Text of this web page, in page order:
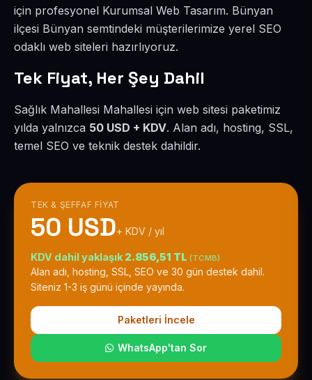
için profesyonel Kurumsal Web Tasarım. Bünyan
ilçesi Bünyan semtindeki müşterilerimize yerel SEO
odaklı web siteleri hazırlıyoruz.
Tek Fiyat, Her Şey Dahil
Sağlık Mahallesi Mahallesi için web sitesi paketimiz
yılda yalnızca 50 USD + KDV. Alan adı, hosting, SSL,
temel SEO ve teknik destek dahildir.
TEK & ŞEFFAF FIYAT
50 USD+ KDV / yıl
KDV dahil yaklaşık 2.856,51 TL (TCMB)
Alan adı, hosting, SSL, SEO ve 30 gün destek dahil.
Siteniz 1-3 iş günü içinde yayında.
Paketleri İncele
WhatsApp'tan Sor